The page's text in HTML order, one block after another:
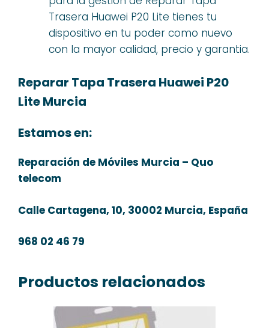
Trasera Huawei P20 Lite tienes tu
dispositivo en tu poder como nuevo
con la mayor calidad, precio y garantia.
Reparar Tapa Trasera Huawei P20
Lite Murcia
Estamos en:
Reparación de Móviles Murcia – Quo
telecom
Calle Cartagena, 10, 30002 Murcia, España
968 02 46 79
Productos relacionados